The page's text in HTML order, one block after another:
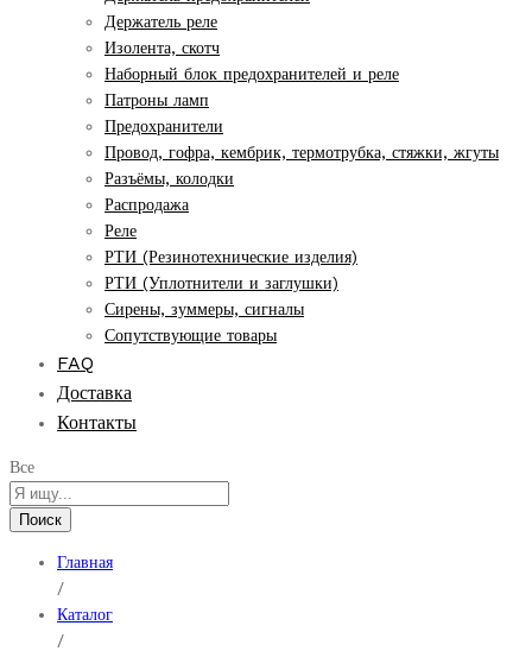
Держатель реле
Изолента, скотч
Наборный блок предохранителей и реле
Патроны ламп
Предохранители
Провод, гофра, кембрик, термотрубка, стяжки, жгуты
Разъёмы, колодки
Распродажа
Реле
РТИ (Резинотехнические изделия)
РТИ (Уплотнители и заглушки)
Сирены, зуммеры, сигналы
Сопутствующие товары
FAQ
Доставка
Контакты
Все
Поиск
Главная
/
Каталог
/